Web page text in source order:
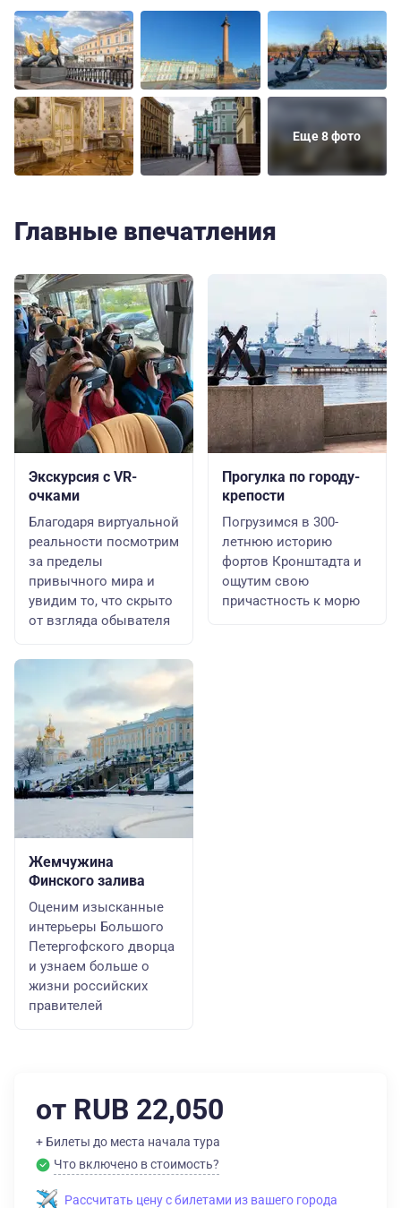
Еще 8 фото
Главные впечатления
Экскурсия с VR-
очками
Благодаря виртуальной
реальности посмотрим
за пределы
привычного мира и
увидим то, что скрыто
от взгляда обывателя
Жемчужина
Финского залива
Оценим изысканные
интерьеры Большого
Петергофского дворца
и узнаем больше о
жизни российских
правителей
Прогулка по городу-
крепости
Погрузимся в 300-
летнюю историю
фортов Кронштадта и
ощутим свою
причастность к морю
от RUB 22,050
+ Билеты до места начала тура
Что включено в стоимость?
Рассчитать цену с билетами из вашего города